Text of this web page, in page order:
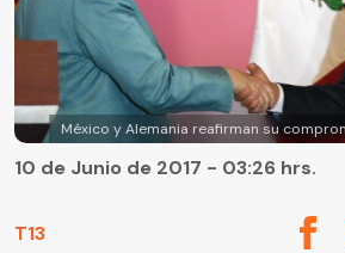
México y Alemania reafirman su
T13
10 de Junio de 2017 - 03:26 hrs.